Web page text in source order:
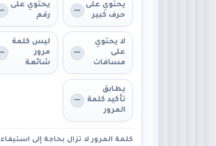
يحتوي على
حرف كبير
يحتوي على
رقم
لا يحتوي
على
مسافات
ليس كلمة
مرور
شائعة
يطابق
تأكيد كلمة
المرور
كلمة المرور لا تزال بحاجة إلى استيفاء